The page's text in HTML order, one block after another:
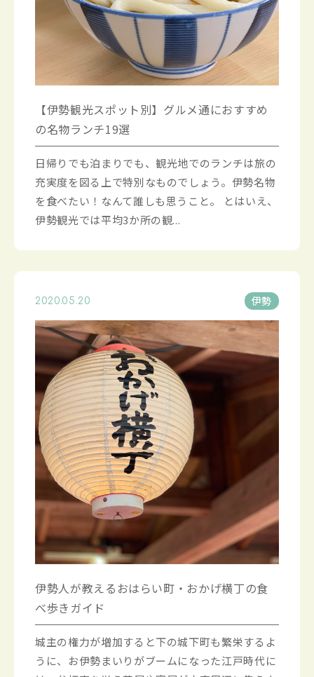
【伊勢観光スポット別】グルメ通におすすめ
の名物ランチ19選
日帰りでも泊まりでも、観光地でのランチは旅の
充実度を図る上で特別なものでしょう。伊勢名物
を食べたい！なんて誰しも思うこと。 とはいえ、
伊勢観光では平均3か所の観...
2020.05.20 伊勢
伊勢人が教えるおはらい町・おかげ横丁の食
べ歩きガイド
城主の権力が増加すると下の城下町も繁栄するよ
うに、お伊勢まいりがブームになった江戸時代に